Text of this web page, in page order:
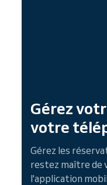
Gérez
votre
Gérez les
restez maître de
l'application